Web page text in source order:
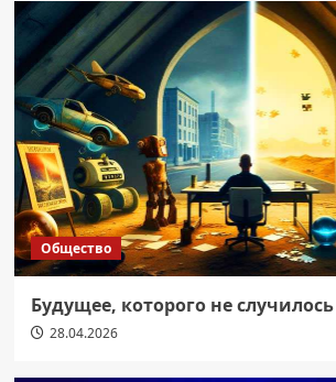
Общество
Будущее, которого не случилось
28.04.2026